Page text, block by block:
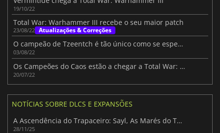
19/10/22
Total War: Warhammer III recebe o seu maior patch
23/08/22 Atualizações & Correções
O campeão de Tzeentch é tão único como se esperava em Total War: Warhammer III
03/08/22
Os Campeões do Caos estão a chegar a Total War: Warhammer III
20/07/22
NOTÍCIAS SOBRE DLCS E EXPANSÕES
A Ascendência do Trapaceiro: Sayl, As Marés do Tormento
28/11/25